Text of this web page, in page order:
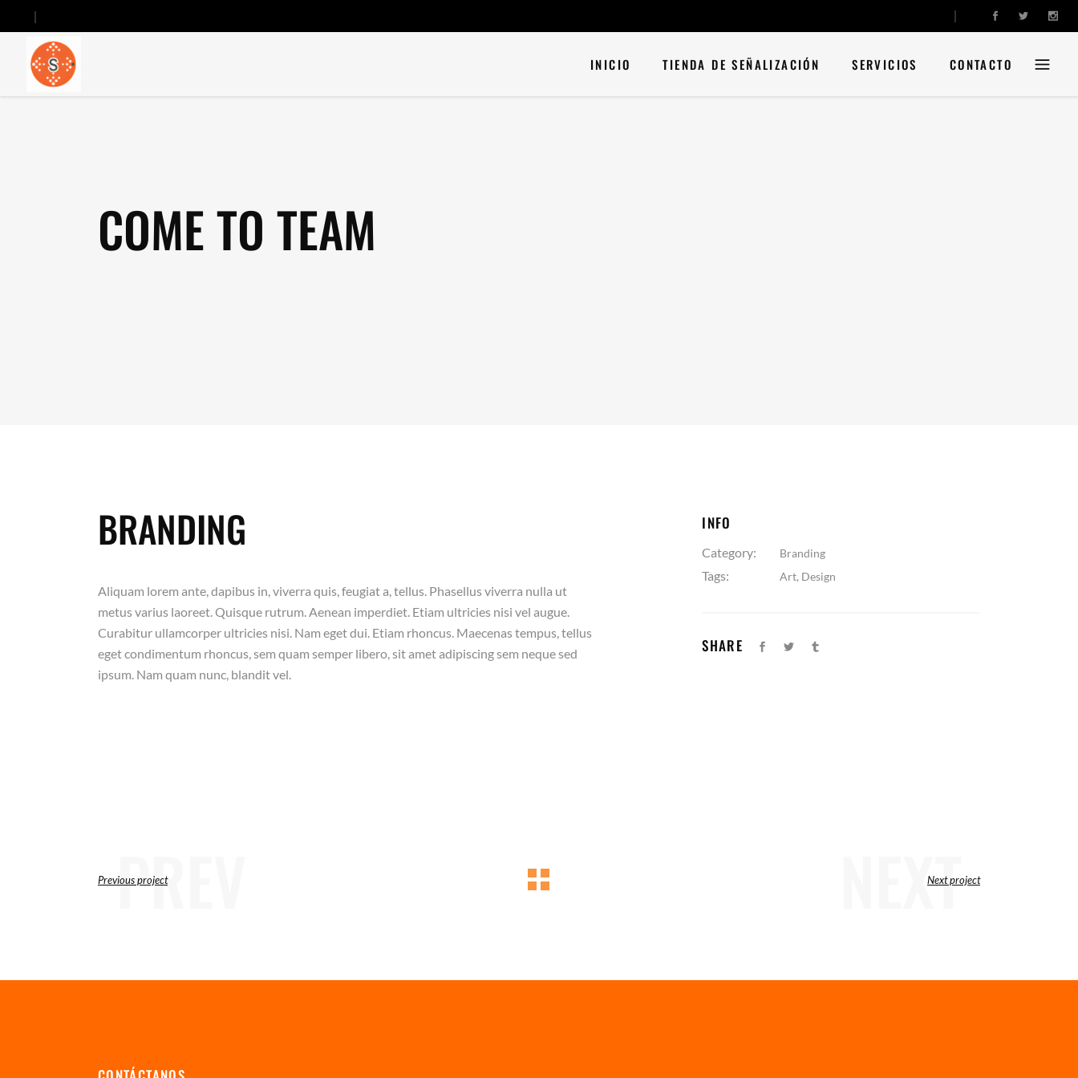
INICIO TIENDA DE SEÑALIZACIÓN SERVICIOS CONTACTO
COME TO TEAM
BRANDING
Aliquam lorem ante, dapibus in, viverra quis, feugiat a, tellus. Phasellus viverra nulla ut
metus varius laoreet. Quisque rutrum. Aenean imperdiet. Etiam ultricies nisi vel augue.
Curabitur ullamcorper ultricies nisi. Nam eget dui. Etiam rhoncus. Maecenas tempus, tellus
eget condimentum rhoncus, sem quam semper libero, sit amet adipiscing sem neque sed
ipsum. Nam quam nunc, blandit vel.
INFO
Category: Branding
Tags: Art, Design
SHARE
PREV
Previous project NEXT
Next project